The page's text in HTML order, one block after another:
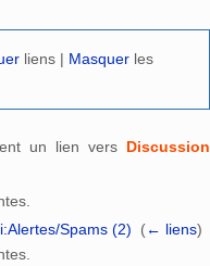
liens | Masquer les
un lien vers Discussion
Spams (2)
(← liens)